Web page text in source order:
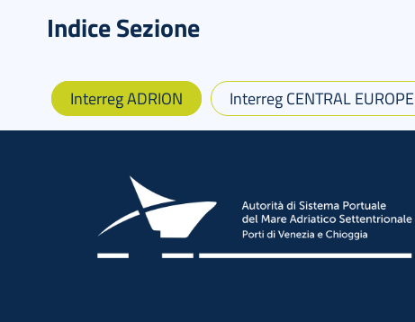
Indice Sezione
Interreg ADRION Interreg CENTRAL EUROPE